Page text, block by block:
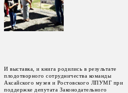
И выставка, и книга родились в результате
плодотворного сотрудничества команды
Аксайского музея и Ростовского ЛПУМГ при
поддержке депутата Законодательного